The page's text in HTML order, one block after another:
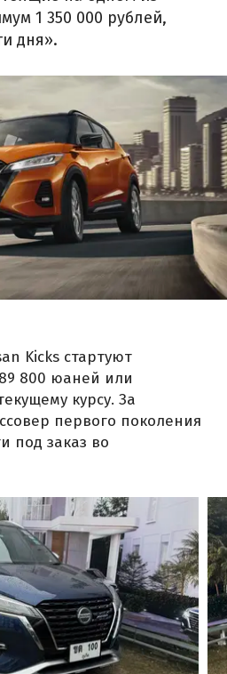
1 350 000 рублей,
дня».
Kicks стартуют
800 юаней или
курсу. За
первого поколения
под заказ во